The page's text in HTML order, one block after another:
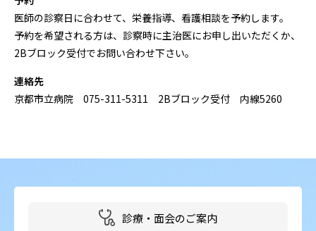
医師の診察日に合わせて、栄養指導、看護相談を予約します。
予約を希望される方は、診察時に主治医にお申し出いただくか、
2Bブロック受付でお問い合わせ下さい。
連絡先
京都市立病院 075-311-5311 2Bブロック受付 内線5260
診療・面会のご案内